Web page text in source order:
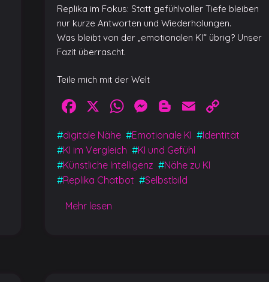
Replika im Fokus: Statt gefühlvoller Tiefe bleiben
nur kurze Antworten und Wiederholungen.
Was bleibt von der „emotionalen KI“ übrig? Unser
Fazit überrascht.
Teile mich mit der Welt
Facebook
X WhatsApp
Messenger
Blogger
Email
Link
#digitale Nähe #Emotionale KI #Identität
#KI im Vergleich #KI und Gefühl
#Künstliche Intelligenz #Nähe zu KI
#Replika Chatbot #Selbstbild
Mehr lesen